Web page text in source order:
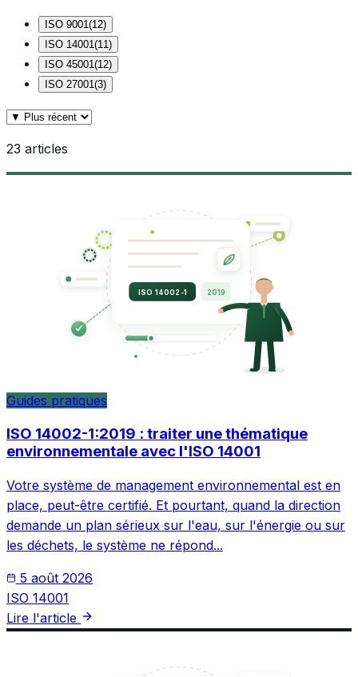
ISO 9001(12)
ISO 14001(11)
ISO 45001(12)
ISO 27001(3)
23 articles
ISO 14002-1 2019
Guides pratiques
ISO 14002-1:2019 : traiter une thématique
environnementale avec l'ISO 14001
Votre système de management environnemental est en
place, peut-être certifié. Et pourtant, quand la direction
demande un plan sérieux sur l'eau, sur l'énergie ou sur
les déchets, le système ne répond...
5 août 2026
ISO 14001
Lire l'article